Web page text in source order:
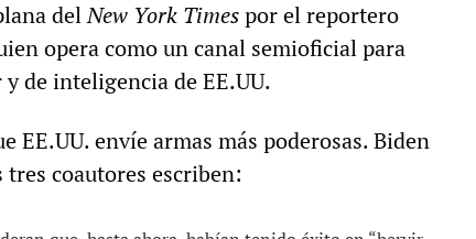
delNew York Timespor el reportero
opera como un canal semioficial para
de inteligencia de EE.UU.
EE.UU. envíe armas más poderosas. Biden
tres coautores escriben: